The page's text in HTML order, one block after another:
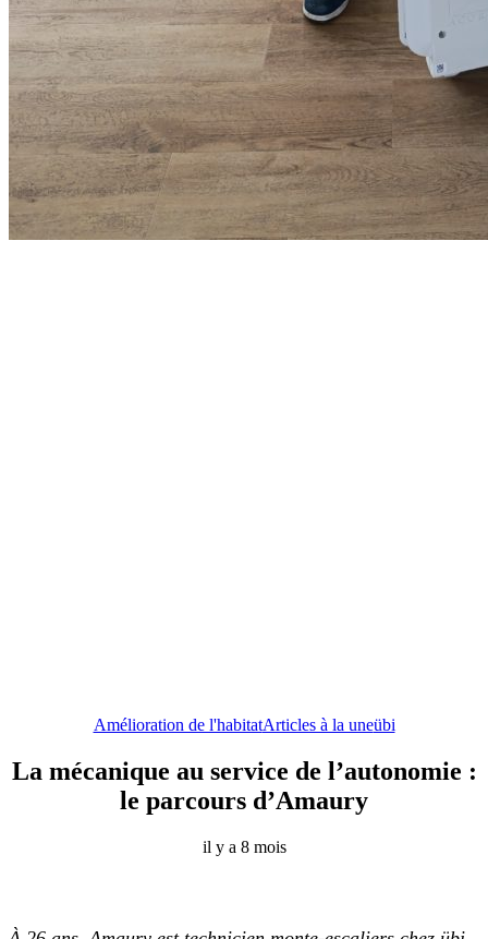
Amélioration de l'habitatArticles à la uneübi
La mécanique au service de l’autonomie :
le parcours d’Amaury
il y a 8 mois